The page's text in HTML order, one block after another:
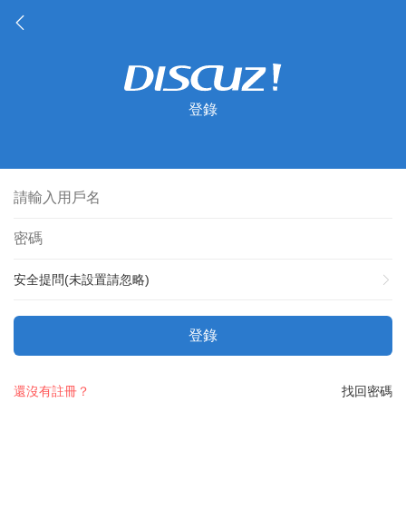
登錄
安全提問(未設置請忽略)
登錄
找回密碼
還沒有註冊？